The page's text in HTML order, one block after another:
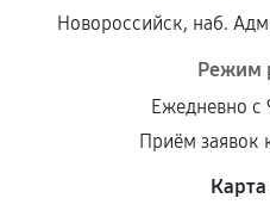
Новороссийск, наб.
Режим
Ежедневно с
Приём заявок
Карта